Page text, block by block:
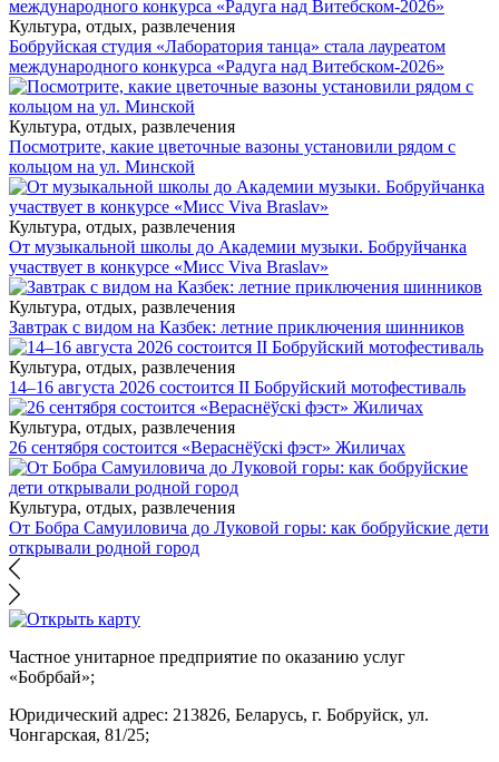
Культура, отдых, развлечения
Бобруйская студия «Лаборатория танца» стала лауреатом
международного конкурса «Радуга над Витебском-2026»
Культура, отдых, развлечения
Посмотрите, какие цветочные вазоны установили рядом с
кольцом на ул. Минской
Культура, отдых, развлечения
От музыкальной школы до Академии музыки. Бобруйчанка
участвует в конкурсе «Мисс Viva Braslav»
Культура, отдых, развлечения
Завтрак с видом на Казбек: летние приключения шинников
Культура, отдых, развлечения
14–16 августа 2026 состоится II Бобруйский мотофестиваль
Культура, отдых, развлечения
26 сентября состоится «Вераснёўскі фэст» Жиличах
Культура, отдых, развлечения
От Бобра Самуиловича до Луковой горы: как бобруйские дети
открывали родной город
Частное унитарное предприятие по оказанию услуг
«Бобрбай»;
Юридический адрес: 213826, Беларусь, г. Бобруйск, ул.
Чонгарская, 81/25;